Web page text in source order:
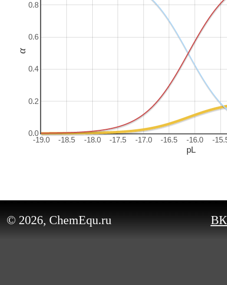
-19.0 -18.5 -18.0 -17.5 -17.0 -16.5 -16.0 -
0.0
0.2
0.4
0.6
0.8
pL
α
© 2026, ChemEqu.ru